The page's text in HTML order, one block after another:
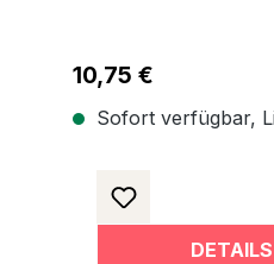
Regulärer Preis:
10,75 €
Sofort verfügbar,
DETAILS